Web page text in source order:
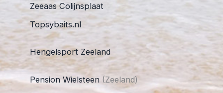
Zeeaas Colijnsplaat
Topsybaits.nl
Hengelsport Zeeland
Pension Wielsteen (Zeeland)